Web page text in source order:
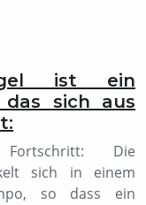
ist ein
das sich aus
Fortschritt: Die
sich in einem
so dass ein